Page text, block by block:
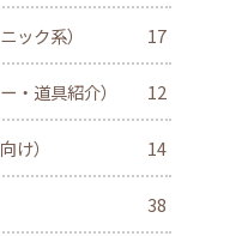
ック系） 17
・道具紹介） 12
け） 14
38